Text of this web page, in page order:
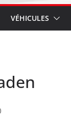
VÉHICULES